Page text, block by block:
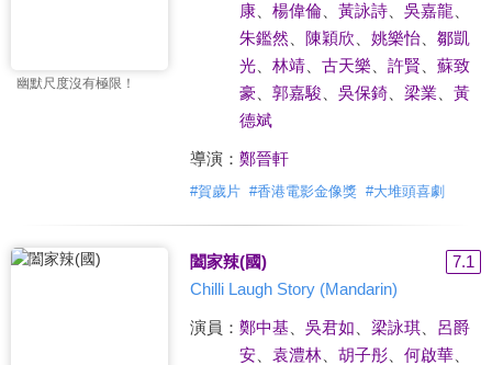
幽默尺度沒有極限！
康、 楊偉倫、 黃詠詩、 吳嘉龍
朱鑑然
陳穎欣 姚樂怡、 鄒凱
光、 林靖、 古天樂 許賢
蘇致
豪
郭嘉駿 吳保錡、 梁業
黃
德斌
導演： 鄭晉軒
#賀歲片 #香港電影金像獎 #大堆頭喜劇
闔家辣(國)
7.1
Chilli Laugh Story (Mandarin)
演員： 鄭中基、 吳君如 梁詠琪、 呂爵
安、 袁澧林、 胡子彤、 何啟華、